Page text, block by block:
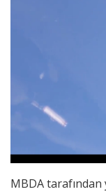
MBDA tarafından